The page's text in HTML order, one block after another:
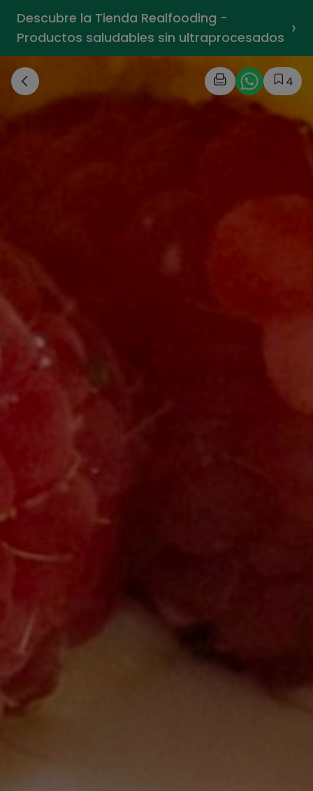
Descubre la Tienda Realfooding -
Productos saludables sin ultraprocesados ›
4